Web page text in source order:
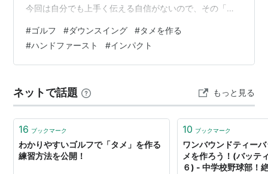
今回は自分でも上手く伝える自信がないので、その「ち
ませ。 スイングのイメージ 私は練習場に行くと、他の人
達がどんな練習をしているのか？よく見ているのです
が、ダウンスイングでタメを作るようにして素振りをし
振れるように練習するわけですが、その事を正しく理解
していなければ元も子もありません。 今…
#ゴルフ #ダウンスイング #タメを作る
#ハンドファースト #インパクト
ネットで話題 もっと見る
16 ブックマーク
わかりやすいゴルフで「タメ」を作る
練習方法を公開！
10 ブックマーク
ワンバウンドティー
メを作ろう！(バッテ
６) - 中学校野球部！